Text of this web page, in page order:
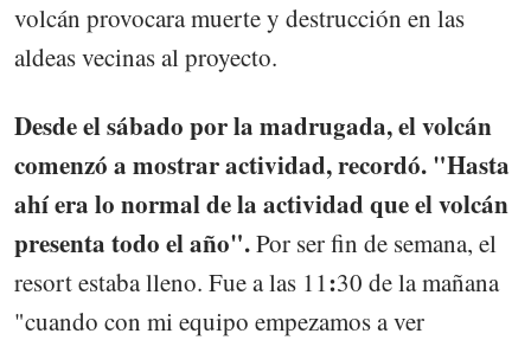
volcán provocara muerte y destrucción en las
aldeas vecinas al proyecto.
Desde el sábado por la madrugada, el volcán
comenzó a mostrar actividad, recordó. "Hasta
ahí era lo normal de la actividad que el volcán
presenta todo el año".Por ser fin de semana, el
resort estaba lleno. Fue a las 11:30 de la mañana
"cuando con mi equipo empezamos a ver